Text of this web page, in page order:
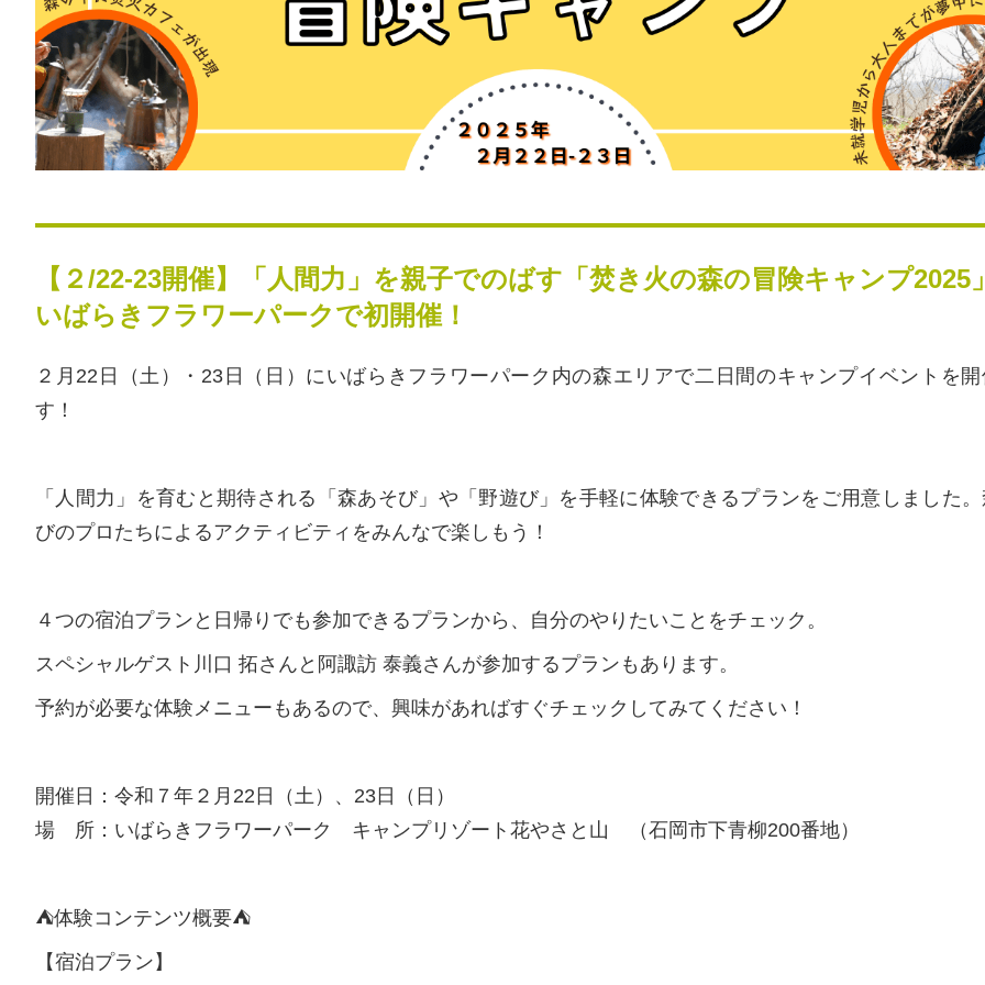
【２/22-23開催】「人間力」を親子でのばす「焚き火の森の冒険キャンプ2025
いばらきフラワーパークで初開催！
２月22日（土）・23日（日）にいばらきフラワーパーク内の森エリアで二日間のキャンプイベントを
す！
「人間力」を育むと期待される「森あそび」や「野遊び」を手軽に体験できるプランをご用意しました
びのプロたちによるアクティビティをみんなで楽しもう！
４つの宿泊プランと日帰りでも参加できるプランから、自分のやりたいことをチェック。
スペシャルゲスト川口 拓さんと阿諏訪 泰義さんが参加するプランもあります。
予約が必要な体験メニューもあるので、興味があればすぐチェックしてみてください！
開催日：令和７年２月22日（土）、23日（日）
場 所：いばらきフラワーパーク キャンプリゾート花やさと山 （石岡市下青柳200番地）
⛺体験コンテンツ概要⛺
【宿泊プラン】